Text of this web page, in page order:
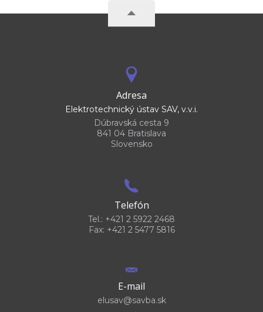
Adresa
Elektrotechnický ústav SAV, v.v.i.
Dúbravská cesta 9
841 04 Bratislava
Slovensko
Telefón
Tel.: +421 2 5922 2468
Fax: +421 2 5477 5816
E-mail
elusav@savba.sk